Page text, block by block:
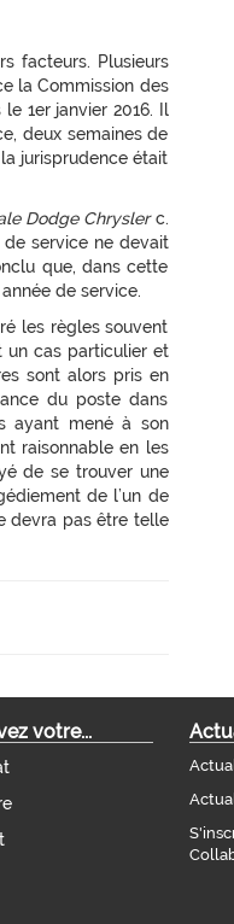
facteurs. Plusieurs
la Commission des
1er janvier 2016. Il
deux semaines de
jurisprudence était
Dodge Chryslerc.
service ne devait
que, dans cette
de service.
les règles souvent
un cas particulier et
sont alors pris en
du poste dans
ayant mené à son
raisonnable en les
de se trouver une
de l’un de
devra pas être telle
votre...